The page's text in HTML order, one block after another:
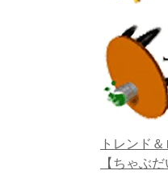
トレンド
【ちゃぶだ